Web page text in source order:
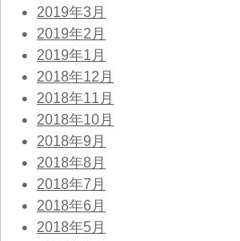
2019年3月
2019年2月
2019年1月
2018年12月
2018年11月
2018年10月
2018年9月
2018年8月
2018年7月
2018年6月
2018年5月